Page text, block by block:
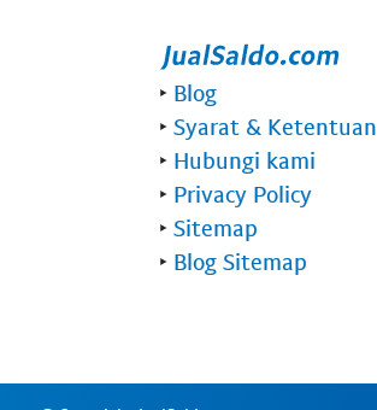
‣ Blog
‣ Syarat & Ketentuan
‣ Hubungi kami
‣ Privacy Policy
‣ Sitemap
‣ Blog Sitemap